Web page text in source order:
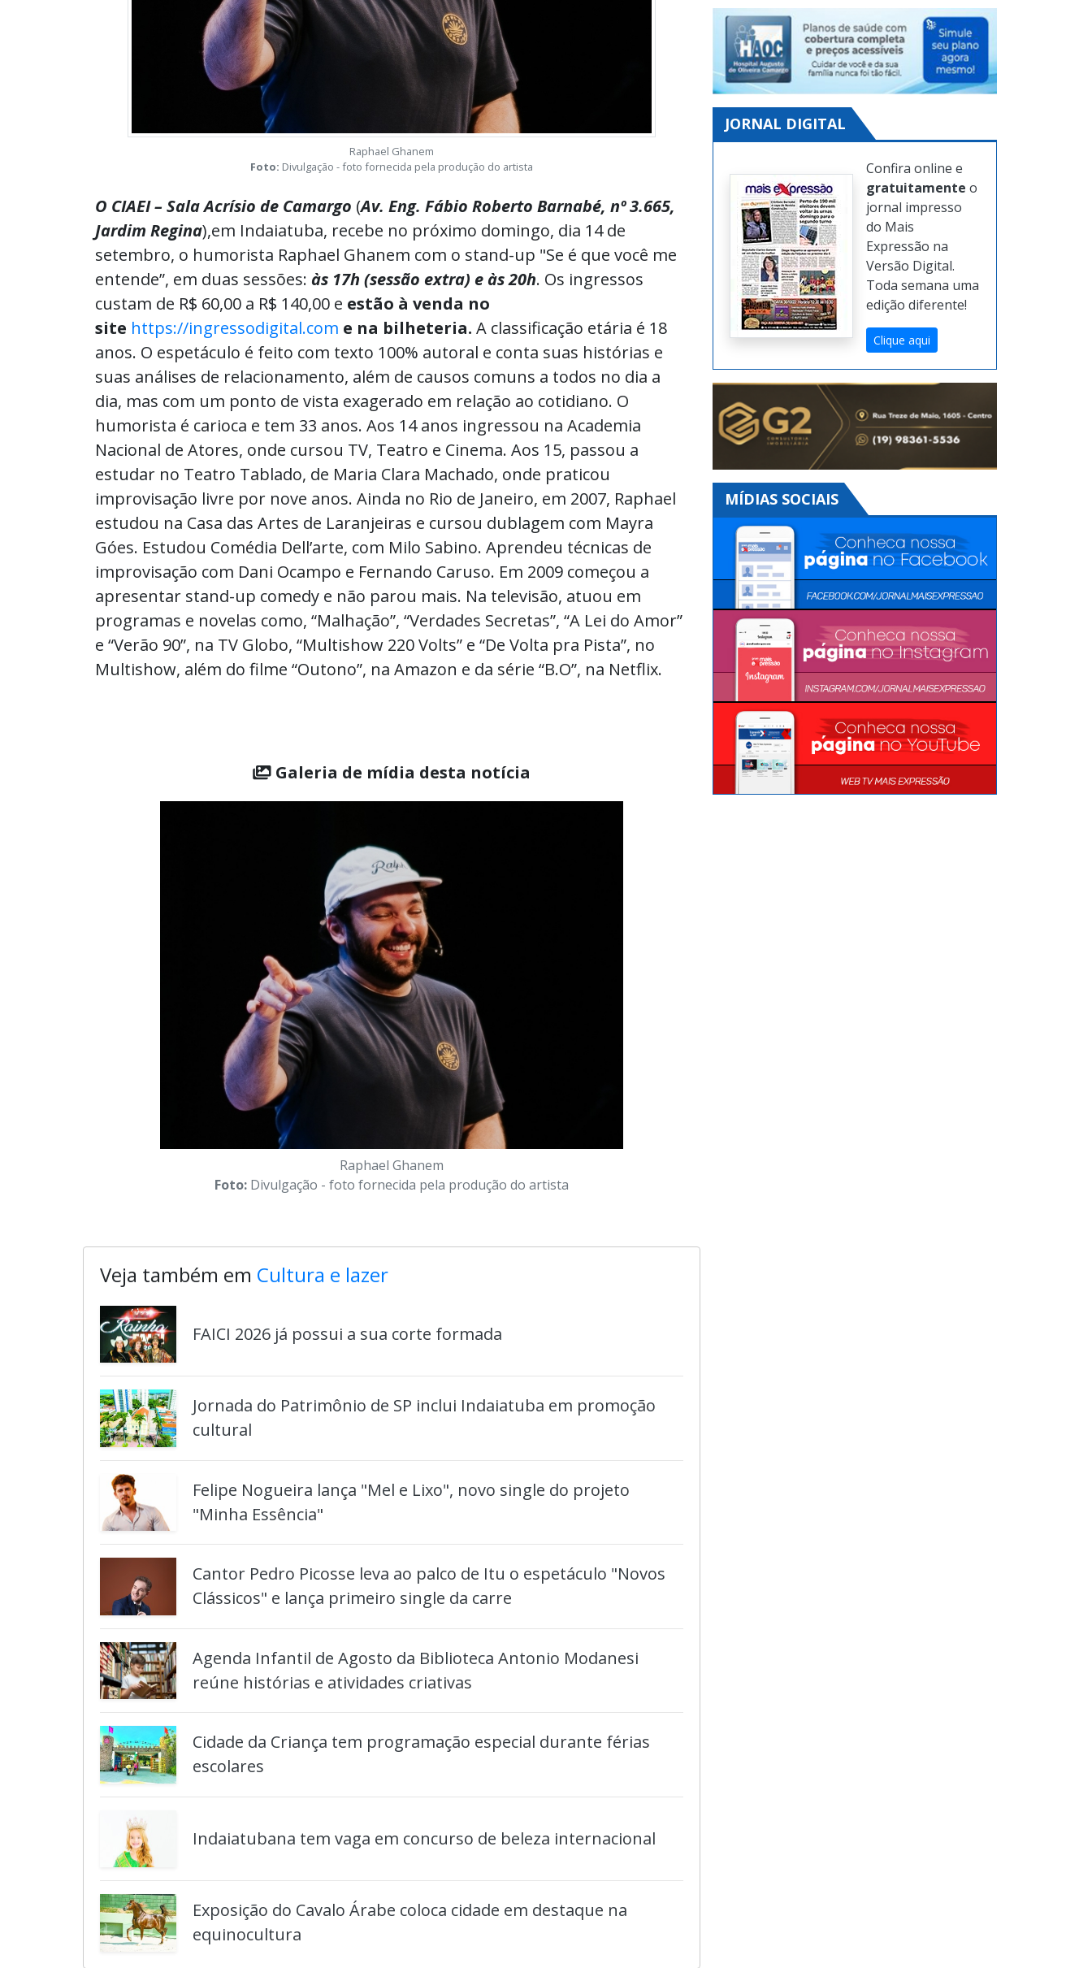
Raphael Ghanem
Foto: Divulgação - foto fornecida pela produção do artista
O CIAEI – Sala Acrísio de Camargo (Av. Eng. Fábio Roberto Barnabé, nº 3.665,
Jardim Regina),em Indaiatuba, recebe no próximo domingo, dia 14 de
setembro, o humorista Raphael Ghanem com o stand-up "Se é que você me
entende”, em duas sessões: às 17h (sessão extra) e às 20h. Os ingressos
custam de R$ 60,00 a R$ 140,00 e estão à venda no
site https://ingressodigital.com e na bilheteria. A classificação etária é 18
anos. O espetáculo é feito com texto 100% autoral e conta suas histórias e
suas análises de relacionamento, além de causos comuns a todos no dia a
dia, mas com um ponto de vista exagerado em relação ao cotidiano. O
humorista é carioca e tem 33 anos. Aos 14 anos ingressou na Academia
Nacional de Atores, onde cursou TV, Teatro e Cinema. Aos 15, passou a
estudar no Teatro Tablado, de Maria Clara Machado, onde praticou
improvisação livre por nove anos. Ainda no Rio de Janeiro, em 2007, Raphael
estudou na Casa das Artes de Laranjeiras e cursou dublagem com Mayra
Góes. Estudou Comédia Dell’arte, com Milo Sabino. Aprendeu técnicas de
improvisação com Dani Ocampo e Fernando Caruso. Em 2009 começou a
apresentar stand-up comedy e não parou mais. Na televisão, atuou em
programas e novelas como, “Malhação”, “Verdades Secretas”, “A Lei do Amor”
e “Verão 90”, na TV Globo, “Multishow 220 Volts” e “De Volta pra Pista”, no
Multishow, além do filme “Outono”, na Amazon e da série “B.O”, na Netflix.
Galeria de mídia desta notícia
Raphael Ghanem
Foto:Divulgação - foto fornecida pela produção do artista
Veja também em Cultura e lazer
FAICI 2026 já possui a sua corte formada
Jornada do Patrimônio de SP inclui Indaiatuba em promoção
cultural
Felipe Nogueira lança "Mel e Lixo", novo single do projeto
"Minha Essência"
Cantor Pedro Picosse leva ao palco de Itu o espetáculo "Novos
Clássicos" e lança primeiro single da carre
Agenda Infantil de Agosto da Biblioteca Antonio Modanesi
reúne histórias e atividades criativas
Cidade da Criança tem programação especial durante férias
escolares
Indaiatubana tem vaga em concurso de beleza internacional
Exposição do Cavalo Árabe coloca cidade em destaque na
equinocultura
JORNAL DIGITAL
Confira online e
gratuitamente o
jornal impresso
do Mais
Expressão na
Versão Digital.
Toda semana uma
edição diferente!
Clique aqui
MÍDIAS SOCIAIS